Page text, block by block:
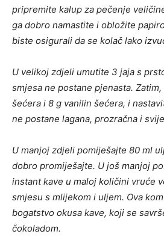
pripremite kalup za pečenje
ga dobro namastite i obložite
biste osigurali da se kolač lako
U velikoj zdjeli umutite 3 jaja s
smjesa ne postane pjenasta.
šećera i 8 g vanilin šećera, i
ne postane lagana, prozračna i
U manjoj zdjeli pomiješajte 80 ml
dobro promiješajte. U još manjoj
instant kave u maloj količini vruće
smjesu s mlijekom i uljem. Ova
bogatstvo okusa kave, koji se
čokoladom.